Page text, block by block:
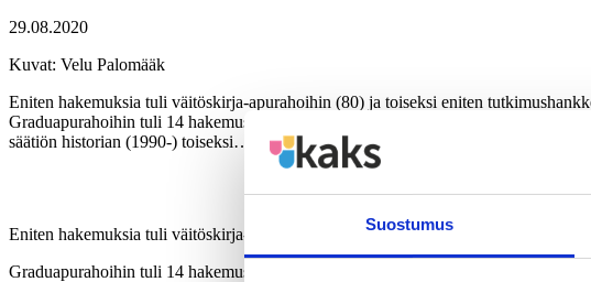
Suostumus
29.08.2020
Kuvat: Velu Palomääk
Eniten hakemuksia tuli väitöskirja-apurahoihin (80) ja toiseksi eniten
Graduapurahoihin tuli 14 hakemusta ja julkaisuihin kaksi. Kun säätiön
säätiön historian (1990-) toiseksi…
Eniten hakemuksia tuli väitöskirja-apurahoihin (80) ja toiseksi eniten
Graduapurahoihin tuli 14 hakemusta ja julkaisuihin kaksi.